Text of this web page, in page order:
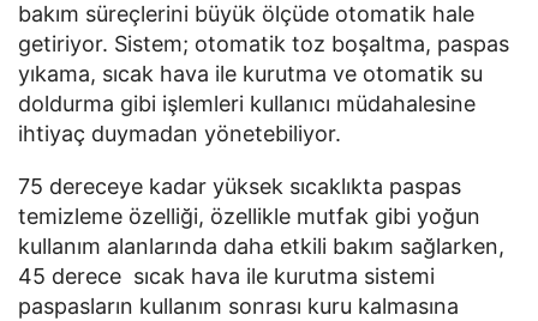
bakım süreçlerini büyük ölçüde otomatik hale
getiriyor. Sistem; otomatik toz boşaltma, paspas
yıkama, sıcak hava ile kurutma ve otomatik su
doldurma gibi işlemleri kullanıcı müdahalesine
ihtiyaç duymadan yönetebiliyor.
75 dereceye kadar yüksek sıcaklıkta paspas
temizleme özelliği, özellikle mutfak gibi yoğun
kullanım alanlarında daha etkili bakım sağlarken,
45 derece sıcak hava ile kurutma sistemi
paspasların kullanım sonrası kuru kalmasına